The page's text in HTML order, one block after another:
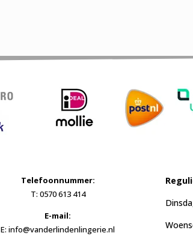
Telefoonnummer:
T: 0570 613 414
E-mail:
E: info@vanderlindenlingerie.nl